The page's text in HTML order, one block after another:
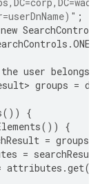
;
new SearchControls
.
the user belongs
groups =
())
{
())
{
= groups
= searchResult
attributes .get(